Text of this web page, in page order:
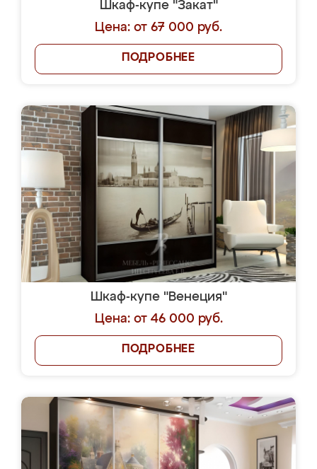
Шкаф-купе "Закат"
Цена: от 67 000 руб.
ПОДРОБНЕЕ
Шкаф-купе "Венеция"
Цена: от 46 000 руб.
ПОДРОБНЕЕ